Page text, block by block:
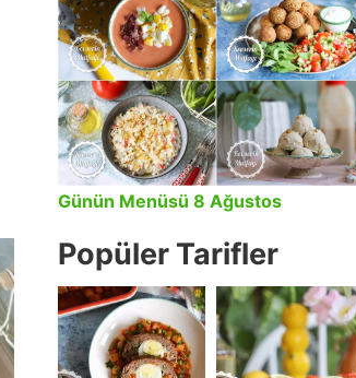
Günün Menüsü 8 Ağustos
Popüler Tarifler